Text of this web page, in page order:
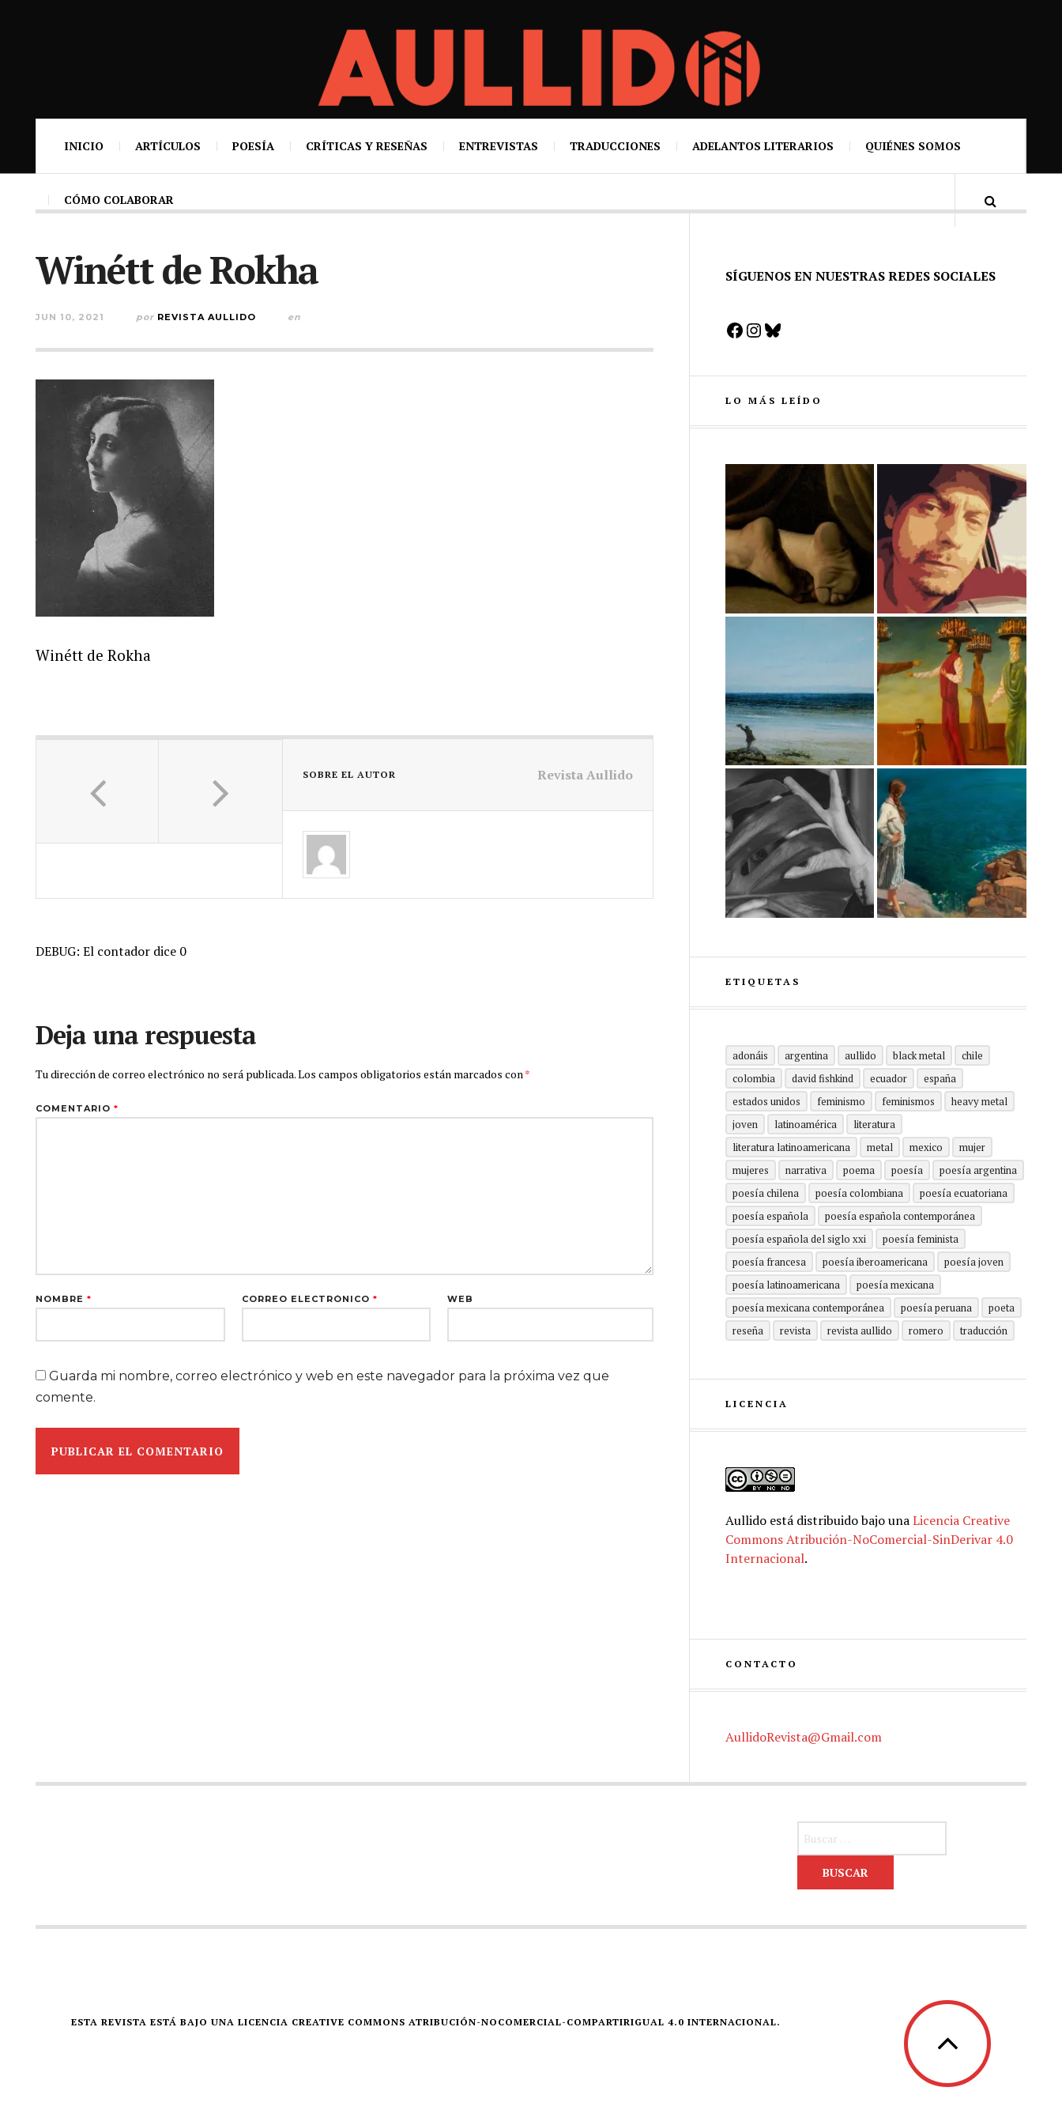
INICIO ARTÍCULOS POESÍA CRÍTICAS Y RESEÑAS ENTREVISTAS TRADUCCIONES ADELANTOS LITERARIOS QUIÉNES SOMOS
CÓMO COLABORAR
Winétt de Rokha
JUN 10, 2021 por REVISTA AULLIDO en
Winétt de Rokha
SOBRE EL AUTOR Revista Aullido
DEBUG: El contador dice 0
Deja una respuesta
Tu dirección de correo electrónico no será publicada.Los campos obligatorios están marcados con*
COMENTARIO *
NOMBRE * CORREO ELECTRÓNICO * WEB
Guarda mi nombre, correo electrónico y web en este navegador para la próxima vez que
comente.
SÍGUENOS EN NUESTRAS REDES SOCIALES
Facebook
Instagram
Bluesky
LO MÁS LEÍDO
ETIQUETAS
adonáis argentina aullido black metal
chile
colombia
david fishkind ecuador
españa
estados unidos
feminismo feminismos
heavy metal
joven
latinoamérica
literatura
literatura latinoamericana
metal mexico
mujer
mujeres
narrativa poema poesía
poesía argentina
poesía chilena
poesía colombiana
poesía ecuatoriana
poesía española
poesía española contemporánea
poesía española del siglo xxi
poesía feminista
poesía francesa
poesía iberoamericana
poesía joven
poesía latinoamericana
poesía mexicana
poesía mexicana contemporánea
poesía peruana
poeta
reseña
revista revista aullido romero traducción
LICENCIA
Aullidoestá distribuido bajo unaLicencia Creative
Commons Atribución-NoComercial-SinDerivar 4.0
Internacional.
CONTACTO
AullidoRevista@Gmail.com
ESTA REVISTA ESTÁ BAJO UNA LICENCIA CREATIVE COMMONS ATRIBUCIÓN-NOCOMERCIAL-COMPARTIRIGUAL 4.0 INTERNACIONAL.